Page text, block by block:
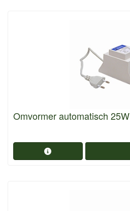
Omvormer automatisch 25W